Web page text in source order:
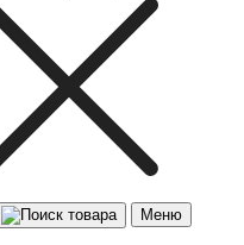
Меню